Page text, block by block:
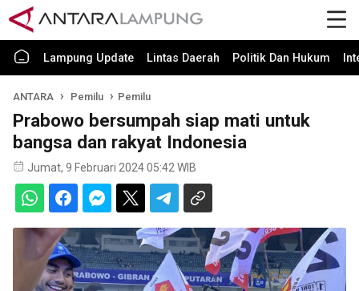
Lampung Update Lintas Daerah Politik Dan Hukum
ANTARA Pemilu Pemilu
Prabowo bersumpah siap mati untuk
bangsa dan rakyat Indonesia
Jumat, 9 Februari 2024 05:42 WIB